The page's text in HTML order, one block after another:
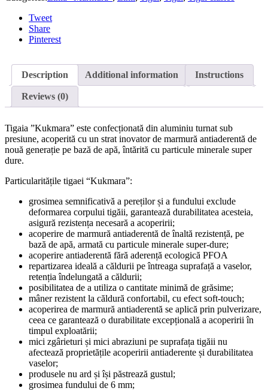
Tweet
Share
Pinterest
Description Additional information Instructions
Reviews (0)
Tigaia ”Kukmara” este confecționată din aluminiu turnat sub
presiune, acoperită cu un strat inovator de marmură antiaderentă de
nouă generație pe bază de apă, întărită cu particule minerale super
dure.
Particularitățile tigaei “Kukmara”:
grosimea semnificativă a pereților și a fundului exclude
deformarea corpului tigăii, garantează durabilitatea acesteia,
asigură rezistența necesară a acoperirii;
acoperire de marmură antiaderentă de înaltă rezistență, pe
bază de apă, armată cu particule minerale super-dure;
acoperire antiaderentă fără aderență ecologică PFOA
repartizarea ideală a căldurii pe întreaga suprafață a vaselor,
retenția îndelungată a căldurii;
posibilitatea de a utiliza o cantitate minimă de grăsime;
mâner rezistent la căldură confortabil, cu efect soft-touch;
acoperirea de marmură antiaderentă se aplică prin pulverizare,
ceea ce garantează o durabilitate excepțională a acoperirii în
timpul exploatării;
mici zgârieturi și mici abraziuni pe suprafața tigăii nu
afectează proprietățile acoperirii antiaderente și durabilitatea
vaselor;
produsele nu ard și își păstrează gustul;
grosimea fundului de 6 mm;